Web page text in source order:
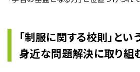
「制服に関する校則」とい
身近な問題解決に取り組